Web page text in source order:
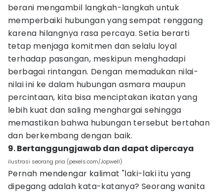
berani mengambil langkah-langkah untuk
memperbaiki hubungan yang sempat renggang
karena hilangnya rasa percaya. Setia berarti
tetap menjaga komitmen dan selalu loyal
terhadap pasangan, meskipun menghadapi
berbagai rintangan. Dengan memadukan nilai-
nilai ini ke dalam hubungan asmara maupun
percintaan, kita bisa menciptakan ikatan yang
lebih kuat dan saling menghargai sehingga
memastikan bahwa hubungan tersebut bertahan
dan berkembang dengan baik.
9. Bertanggungjawab dan dapat dipercaya
ilustrasi seorang pria (pexels.com/Jopwell)
Pernah mendengar kalimat "laki-laki itu yang
dipegang adalah kata-katanya? Seorang wanita